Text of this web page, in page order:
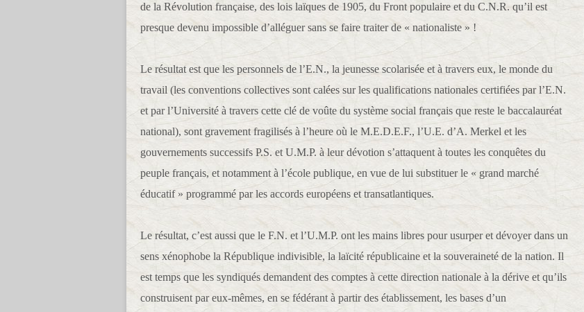
de la Révolution française, des lois laïques de 1905, du Front populaire et du C.N.R. qu’il est
presque devenu impossible d’alléguer sans se faire traiter de « nationaliste » !
Le résultat est que les personnels de l’E.N., la jeunesse scolarisée et à travers eux, le monde du
travail (les conventions collectives sont calées sur les qualifications nationales certifiées par l’E.N.
et par l’Université à travers cette clé de voûte du système social français que reste le baccalauréat
national), sont gravement fragilisés à l’heure où le M.E.D.E.F., l’U.E. d’A. Merkel et les
gouvernements successifs P.S. et U.M.P. à leur dévotion s’attaquent à toutes les conquêtes du
peuple français, et notamment à l’école publique, en vue de lui substituer le « grand marché
éducatif » programmé par les accords européens et transatlantiques.
Le résultat, c’est aussi que le F.N. et l’U.M.P. ont les mains libres pour usurper et dévoyer dans un
sens xénophobe la République indivisible, la laïcité républicaine et la souveraineté de la nation. Il
est temps que les syndiqués demandent des comptes à cette direction nationale à la dérive et qu’ils
construisent par eux-mêmes, en se fédérant à partir des établissement, les bases d’un